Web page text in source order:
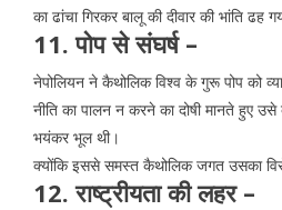
का ढांचा गिरकर बालू की दीवार की भांति ढह
11. पोप से संघर्ष –
नेपोलियन ने कैथोलिक विश्व के गुरू पोप को
नीति का पालन न करने का दोषी मानते हुए उसे
भयंकर भूल थी।
क्योंकि इससे समस्त कैथोलिक जगत उसका
12. राष्ट्रीयता की लहर –